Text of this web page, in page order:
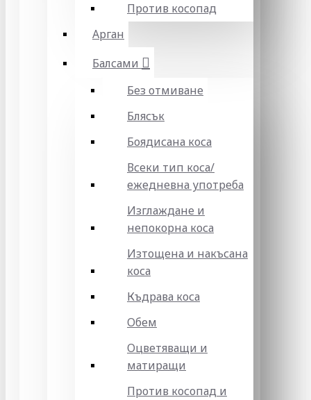
Против косопад
Арган
Балсами
Без отмиване
Блясък
Боядисана коса
Всеки тип коса/
ежедневна употреба
Изглаждане и
непокорна коса
Изтощена и накъсана
коса
Къдрава коса
Обем
Оцветяващи и
матиращи
Против косопад и